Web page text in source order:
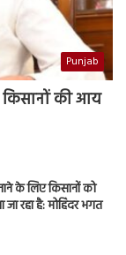
Punjab
किसानों की आय
के लिए किसानों को
रहा है: मोहिंदर भगत